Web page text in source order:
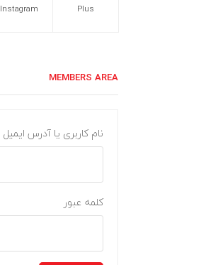
Plus
Instagram
MEMBERS AREA
نام کاربری یا آدرس ایمیل
کلمه عبور